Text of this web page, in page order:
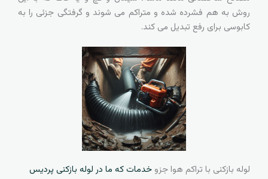
روش به هم فشرده شده و متراکم می شوند و گرفتگی جزئی را به
کابوسی برای رفع تبدیل می کند.
لوله بازکنی با تراکم هوا جزو خدمات که ما در لوله بازکنی پردیس